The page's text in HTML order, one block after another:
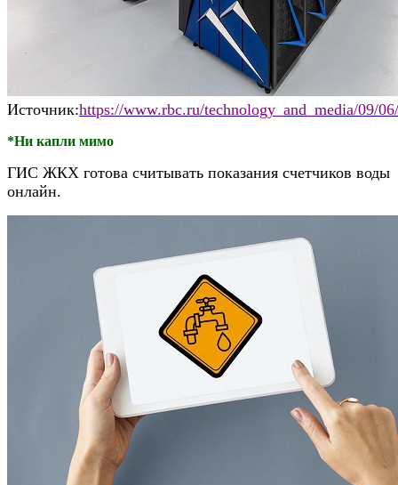
Источник:https://www.rbc.ru/technology_and_media/09/
*Ни капли мимо
ГИС ЖКХ готова считывать показания счетчиков воды
онлайн.